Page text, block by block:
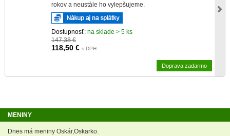
rokov a neustále ho vylepšujeme.
Dostupnosť:na sklade > 5 ks
147,38 €
118,50 € s DPH
Doprava zadarmo
MENINY
Dnes má meniny Oskár,Oskarko.